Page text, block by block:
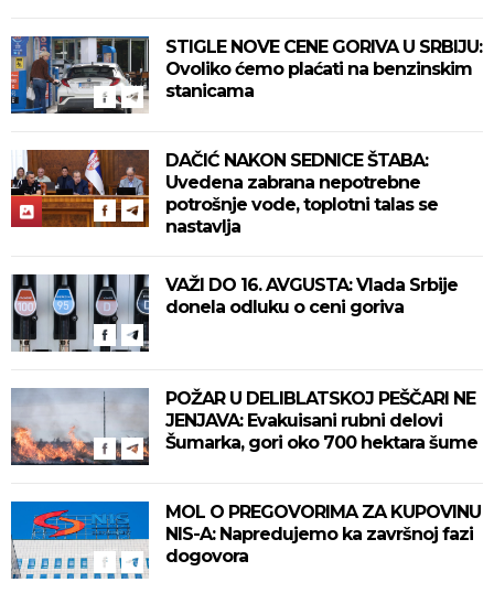
STIGLE NOVE CENE GORIVA U SRBIJU:
Ovoliko ćemo plaćati na benzinskim
stanicama
DAČIĆ NAKON SEDNICE ŠTABA:
Uvedena zabrana nepotrebne
potrošnje vode, toplotni talas se
nastavlja
VAŽI DO 16. AVGUSTA: Vlada Srbije
donela odluku o ceni goriva
POŽAR U DELIBLATSKOJ PEŠČARI NE
JENJAVA: Evakuisani rubni delovi
Šumarka, gori oko 700 hektara šume
MOL O PREGOVORIMA ZA KUPOVINU
NIS-A: Napredujemo ka završnoj fazi
dogovora